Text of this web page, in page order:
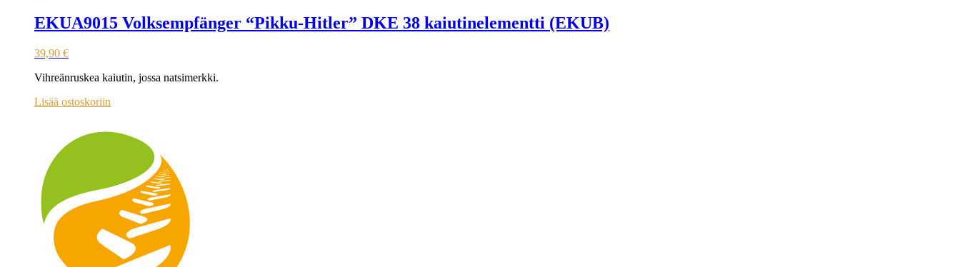
EKUA9015 Volksempfänger “Pikku-Hitler” DKE 38 kaiutinelementti (EKUB)
39,90 €
Vihreänruskea kaiutin, jossa natsimerkki.
Lisää ostoskoriin